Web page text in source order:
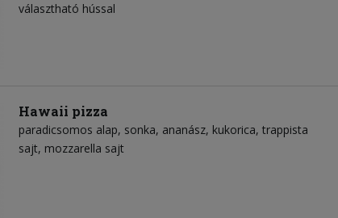
választható hússal
Hawaii pizza
paradicsomos alap sonka ananász kukorica trappista
sajt mozzarella sajt